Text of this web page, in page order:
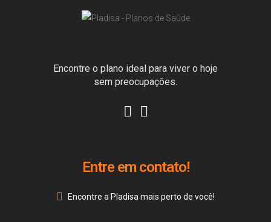
Encontre o plano ideal para viver o hoje
sem preocupações.
Entre em contato!
Encontre a Pladisa mais perto de você!